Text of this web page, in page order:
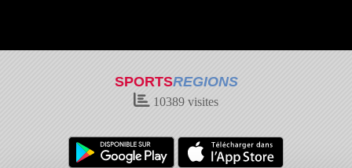
SPORTSREGIONS
10389 visites